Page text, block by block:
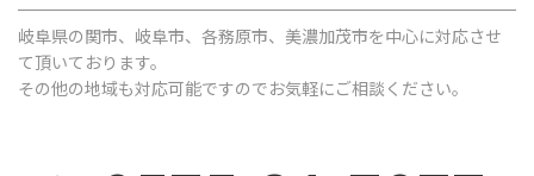
岐阜県の関市、岐阜市、各務原市、美濃加茂市を中心に対応させ
て頂いております。
その他の地域も対応可能ですのでお気軽にご相談ください。